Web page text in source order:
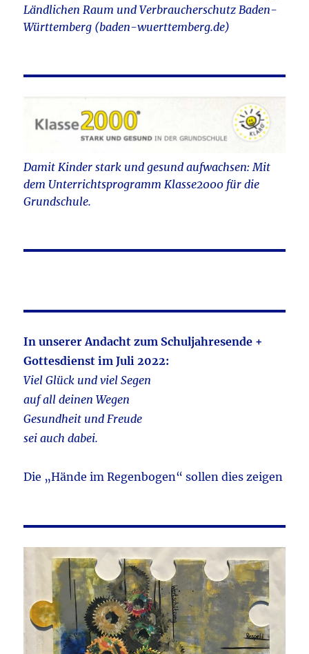
Ländlichen Raum und Verbraucherschutz Baden-
Württemberg (baden-wuerttemberg.de)
Damit Kinder stark und gesund aufwachsen: Mit
dem Unterrichtsprogramm Klasse2000 für die
Grundschule.
In unserer Andacht zum Schuljahresende +
Gottesdienst im Juli 2022:
Viel Glück und viel Segen
auf all deinen Wegen
Gesundheit und Freude
sei auch dabei.
Die „Hände im Regenbogen“ sollen dies zeigen